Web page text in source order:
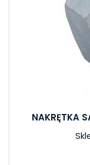
NAKRĘTKA